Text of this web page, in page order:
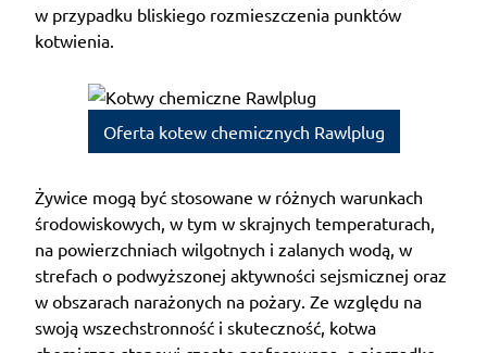
w przypadku bliskiego rozmieszczenia punktów
kotwienia.
Oferta kotew chemicznych Rawlplug
Żywice mogą być stosowane w różnych warunkach
środowiskowych, w tym w skrajnych temperaturach,
na powierzchniach wilgotnych i zalanych wodą, w
strefach o podwyższonej aktywności sejsmicznej oraz
w obszarach narażonych na pożary. Ze względu na
swoją wszechstronność i skuteczność, kotwa